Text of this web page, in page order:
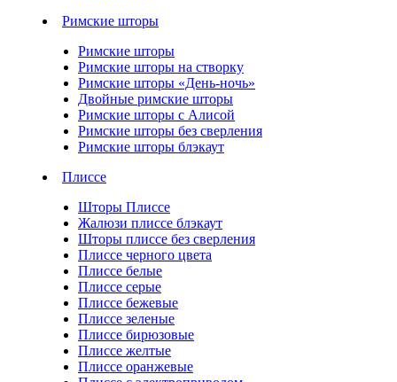
Римские шторы
Римские шторы
Римские шторы на створку
Римские шторы «День-ночь»
Двойные римские шторы
Римские шторы с Алисой
Римские шторы без сверления
Римские шторы блэкаут
Плиссе
Шторы Плиссе
Жалюзи плиссе блэкаут
Шторы плиссе без сверления
Плиссе черного цвета
Плиссе белые
Плиссе серые
Плиссе бежевые
Плиссе зеленые
Плиссе бирюзовые
Плиссе желтые
Плиссе оранжевые